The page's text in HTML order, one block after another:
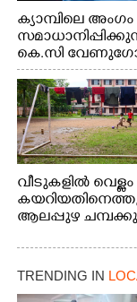
ക്യാമ്പിലെ
കെ.സി
എക്സൈസ് വകുപ്പ്
വീടുകളിൽ വെള്ളം
ആലപ്പുഴ
പോരൂക്കര
സ്കൂളിലെ
TRENDING IN